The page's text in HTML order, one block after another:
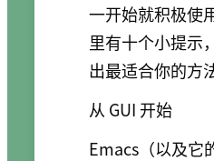
一开始就积极使
里有十个小提示
出最适合你的方
从 GUI 开始
Emacs（以及它